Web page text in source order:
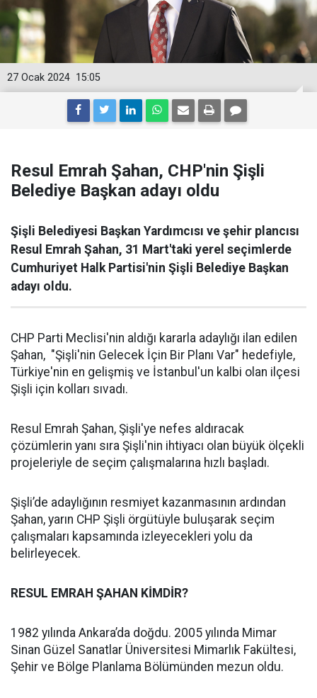
15:05
27 Ocak 2024
Resul Emrah Şahan, CHP'nin Şişli
Belediye Başkan adayı oldu
Şişli Belediyesi Başkan Yardımcısı ve şehir plancısı
Resul Emrah Şahan, 31 Mart'taki yerel seçimlerde
Cumhuriyet Halk Partisi'nin Şişli Belediye Başkan
adayı oldu.
CHP Parti Meclisi'nin aldığı kararla adaylığı ilan edilen
Şahan, "Şişli'nin Gelecek İçin Bir Planı Var" hedefiyle,
Türkiye'nin en gelişmiş ve İstanbul'un kalbi olan ilçesi
Şişli için kolları sıvadı.
Resul Emrah Şahan, Şişli'ye nefes aldıracak
çözümlerin yanı sıra Şişli'nin ihtiyacı olan büyük ölçekli
projeleriyle de seçim çalışmalarına hızlı başladı.
Şişli’de adaylığının resmiyet kazanmasının ardından
Şahan, yarın CHP Şişli örgütüyle buluşarak seçim
çalışmaları kapsamında izleyecekleri yolu da
belirleyecek.
RESUL EMRAH ŞAHAN KİMDİR?
1982 yılında Ankara’da doğdu. 2005 yılında Mimar
Sinan Güzel Sanatlar Üniversitesi Mimarlık Fakültesi,
Şehir ve Bölge Planlama Bölümünden mezun oldu.